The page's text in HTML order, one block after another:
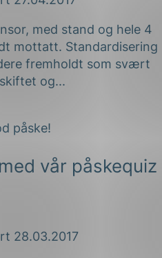
med stand og hele 4
mottatt. Standardisering
fremholdt som svært
og...
vår påskequiz
28.03.2017